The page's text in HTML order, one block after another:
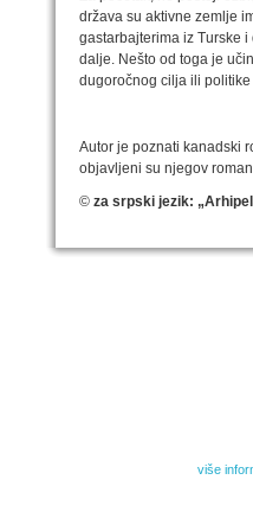
država su aktivne zemlje
gastarbajterima iz Turske
dalje. Nešto od toga je
dugoročnog cilja ili
Autor je poznati kanadski
objavljeni su njegov roman
© za srpski jezik:
više